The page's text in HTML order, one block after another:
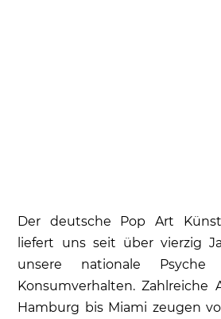
Der deutsche Pop Art
liefert uns seit über vierzig
unsere nationale
Konsumverhalten. Zahlreiche
Hamburg bis Miami zeugen